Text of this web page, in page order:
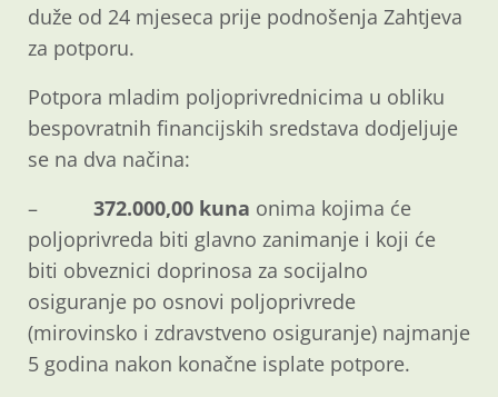
duže od 24 mjeseca prije podnošenja Zahtjeva
za potporu.
Potpora mladim poljoprivrednicima u obliku
bespovratnih financijskih sredstava dodjeljuje
se na dva načina:
– 372.000,00 kuna onima kojima će
poljoprivreda biti glavno zanimanje i koji će
biti obveznici doprinosa za socijalno
osiguranje po osnovi poljoprivrede
(mirovinsko i zdravstveno osiguranje) najmanje
5 godina nakon konačne isplate potpore.